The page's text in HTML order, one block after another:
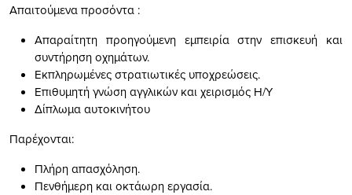
Απαιτούμενα προσόντα :
Απαραίτητη προηγούμενη εμπειρία στην επισκευή και
συντήρηση οχημάτων.
Εκπληρωμένες στρατιωτικές υποχρεώσεις.
Επιθυμητή γνώση αγγλικών και χειρισμός Η/Υ
Δίπλωμα αυτοκινήτου
Παρέχονται:
Πλήρη απασχόληση.
Πενθήμερη και οκτάωρη εργασία.